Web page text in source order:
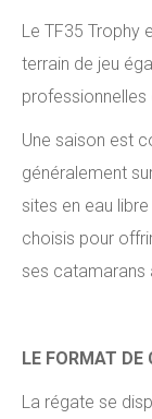
Le TF35 Trophy
terrain de jeu
Une saison est
généralement
sites en eau
choisis pour
ses catamarans
LE FORMAT DE
La régate se